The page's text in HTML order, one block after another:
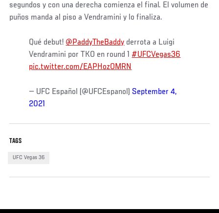
segundos y con una derecha comienza el final. El volumen de
puños manda al piso a Vendramini y lo finaliza.
Qué debut! @PaddyTheBaddy derrota a Luigi
Vendramini por TKO en round 1 #UFCVegas36
pic.twitter.com/EAPHozOMRN
— UFC Español (@UFCEspanol) September 4,
2021
TAGS
UFC Vegas 36